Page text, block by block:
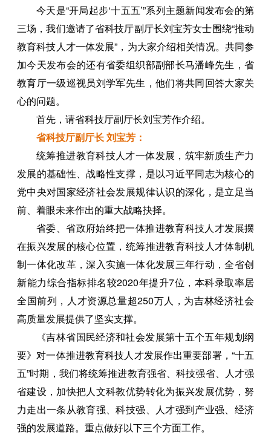
今天是“开局起步‘十五五’”系列主题新闻发布会的第
三场，我们邀请了省科技厅副厅长刘宝芳女士围绕“推动
教育科技人才一体发展”，为大家介绍相关情况。共同参
加今天发布会的还有省委组织部副部长马潘峰先生，省
教育厅一级巡视员刘学军先生，他们将共同回答大家关
心的问题。
首先，请省科技厅副厅长刘宝芳作介绍。
省科技厅副厅长 刘宝芳：
统筹推进教育科技人才一体发展，筑牢新质生产力
发展的基础性、战略性支撑，是以习近平同志为核心的
党中央对国家经济社会发展规律认识的深化，是立足当
前、着眼未来作出的重大战略抉择。
省委、省政府始终把一体推进教育科技人才发展摆
在振兴发展的核心位置，统筹推进教育科技人才体制机
制一体化改革，深入实施一体化发展三年行动，全省创
新能力综合指标排名较2020年提升7位，本科录取率居
全国前列，人才资源总量超250万人，为吉林经济社会
高质量发展提供了坚实支撑。
《吉林省国民经济和社会发展第十五个五年规划纲
要》对一体推进教育科技人才发展作出重要部署，“十五
五”时期，我们将统筹推进教育强省、科技强省、人才强
省建设，加快把人文科教优势转化为振兴发展优势，努
力走出一条从教育强、科技强、人才强到产业强、经济
强的发展道路。重点做好以下三个方面工作。